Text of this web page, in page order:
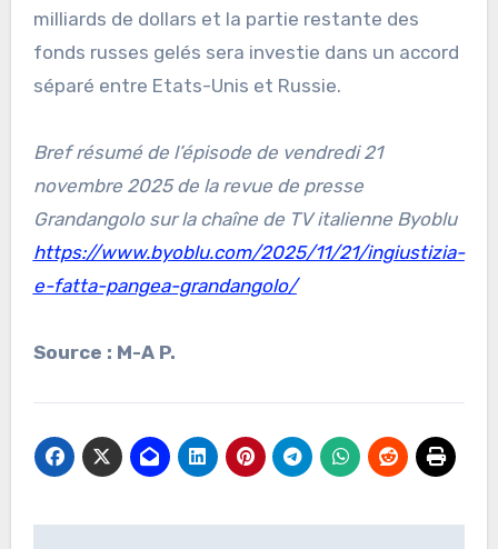
milliards de dollars et la partie restante des
fonds russes gelés sera investie dans un accord
séparé entre Etats-Unis et Russie.
Bref résumé de l’épisode de vendredi 21
novembre 2025 de la revue de presse
Grandangolo sur la chaîne de TV italienne Byoblu
https://www.byoblu.com/2025/11/21/ingiustizia-
e-fatta-pangea-grandangolo/
Source : M-A P.